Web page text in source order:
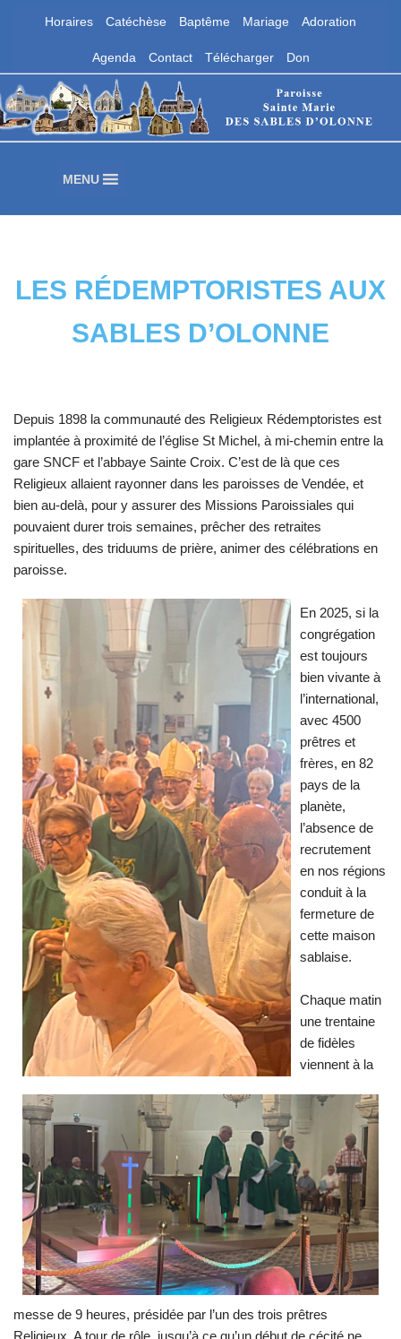
au
contenu
Horaires Catéchèse Baptême Mariage Adoration
Agenda Contact Télécharger Don
Paroisse Sainte Marie des Sables
d'Olonne
MENU
LES RÉDEMPTORISTES AUX
SABLES D’OLONNE
Depuis 1898 la communauté des Religieux Rédemptoristes est
implantée à proximité de l’église St Michel, à mi-chemin entre la
gare SNCF et l’abbaye Sainte Croix. C’est de là que ces
Religieux allaient rayonner dans les paroisses de Vendée, et
bien au-delà, pour y assurer des Missions Paroissiales qui
pouvaient durer trois semaines, prêcher des retraites
spirituelles, des triduums de prière, animer des célébrations en
paroisse.
En 2025, si la
congrégation
est toujours
bien vivante à
l’international,
avec 4500
prêtres et
frères, en 82
pays de la
planète,
l’absence de
recrutement
en nos régions
conduit à la
fermeture de
cette maison
sablaise.
Chaque matin
une trentaine
de fidèles
viennent à la
messe de 9 heures, présidée par l’un des trois prêtres
Religieux. A tour de rôle, jusqu’à ce qu’un début de cécité ne